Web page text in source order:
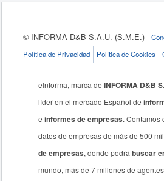
© INFORMA D&B S.A.U. (S.M.E.)
Política de Privacidad
Política de Cookies
eInforma, marca deINFORMA D&B
líder en el mercado Español de
einformes de empresas. Contamos
datos de empresas de más de 500
de empresas, donde podrábuscar
mundo, más de 7 millones de